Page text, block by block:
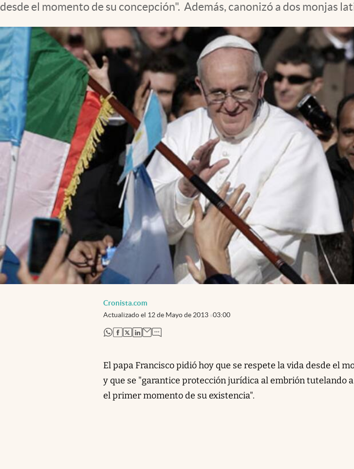
Mediakit
abre en nueva pestaña
desde el momento de su concepción". Además, canonizó a dos monjas
Cronista.com
Actualizado el 12 de Mayo de 2013 03:00
abre en nueva pestaña
abre en nueva pestaña
abre en nueva pestaña
abre en nueva pestaña
El papa Francisco pidió hoy que se respete la vida desde el
y que se "garantice protección jurídica al embrión tutelando
el primer momento de su existencia".